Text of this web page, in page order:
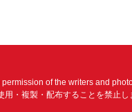
of the writers and
・複製・配布することを禁止